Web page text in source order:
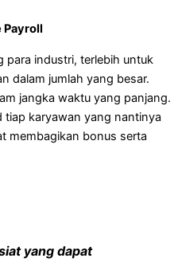
Payroll
para industri, terlebih untuk
dalam jumlah yang besar.
jangka waktu yang panjang.
tiap karyawan yang nantinya
membagikan bonus serta
yang dapat